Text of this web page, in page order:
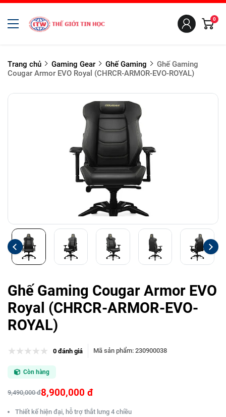
0
Trang chủ Gaming Gear Ghế Gaming
Ghế Gaming
Cougar Armor EVO Royal (CHRCR-ARMOR-EVO-ROYAL)
Ghế Gaming Cougar Armor EVO
Royal (CHRCR-ARMOR-EVO-
ROYAL)
0 đánh giá Mã sản phẩm: 230900038
Còn hàng
9,490,000 đ8,900,000 đ
Thiết kế hiện đại, hỗ trợ thắt lưng 4 chiều